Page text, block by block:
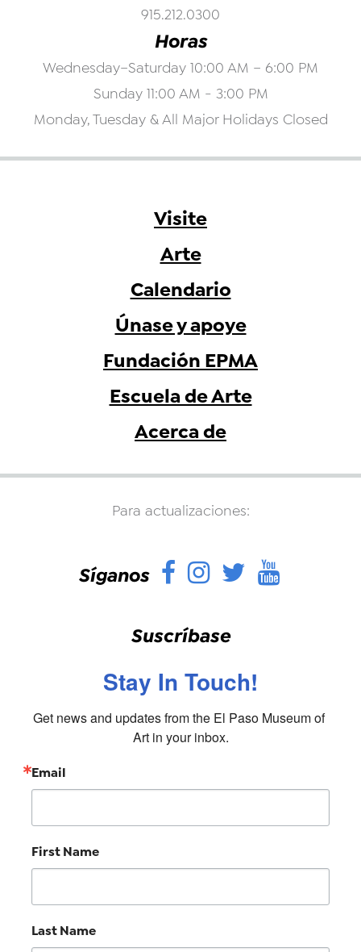
915.212.0300
Horas
Wednesday–Saturday 10:00 AM – 6:00 PM
Sunday 11:00 AM - 3:00 PM
Monday, Tuesday & All Major Holidays Closed
Visite
Arte
Calendario
Únase y apoye
Fundación EPMA
Escuela de Arte
Acerca de
Para actualizaciones:
Síganos Facebook
Instagram
Twitter
Suscríbase
Stay In Touch!
Get news and updates from the El Paso Museum of
Art in your inbox.
Email
First Name
Last Name